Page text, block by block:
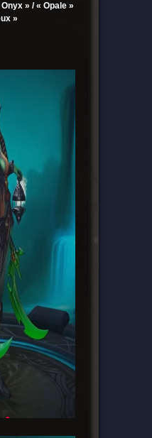
» / « Opale »
»